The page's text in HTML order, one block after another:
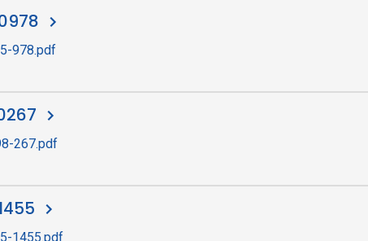
978.pdf
267.pdf
1455.pdf